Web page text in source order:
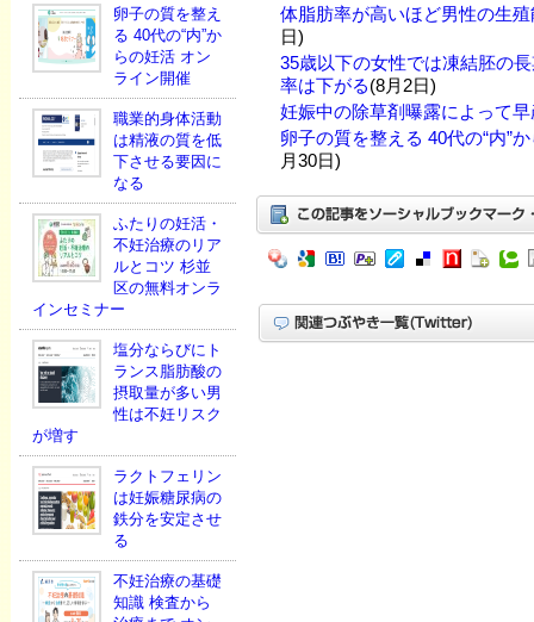
卵子の質を整え
る 40代の“内”か
らの妊活 オン
ライン開催
職業的身体活動
は精液の質を低
下させる要因に
なる
ふたりの妊活・
不妊治療のリア
ルとコツ 杉並
区の無料オンラ
インセミナー
塩分ならびにト
ランス脂肪酸の
摂取量が多い男
性は不妊リスク
が増す
ラクトフェリン
は妊娠糖尿病の
鉄分を安定させ
る
不妊治療の基礎
知識 検査から
体脂肪率が高いほど男性の生
日)
35歳以下の女性では凍結胚の
率は下がる(8月2日)
妊娠中の除草剤曝露によって
卵子の質を整える 40代の“内”
月30日)